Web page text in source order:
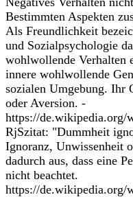
Bestimmten Aspekten
Als Freundlichkeit
und Sozialpsychologie
wohlwollende Verhalten
innere wohlwollende
sozialen Umgebung. Ihr
oder Aversion. -
https://de.wikipedia.org/
RjSzitat: "Dummheit
Ignoranz, Unwissenheit
dadurch aus, dass eine
nicht beachtet.
https://de.wikipedia.org/